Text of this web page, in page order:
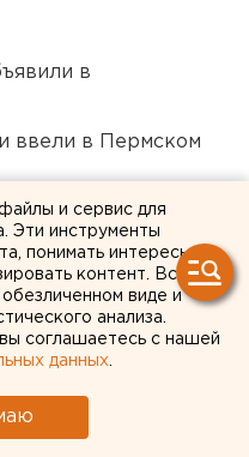
в
ввели в Пермском
склад Wildberries
которыми
регионы РФ
предложили
планеты
и сервис для
Эти инструменты
понимать интересы
контент. Вся
виде и
анализа.
соглашаетесь с нашей
данных